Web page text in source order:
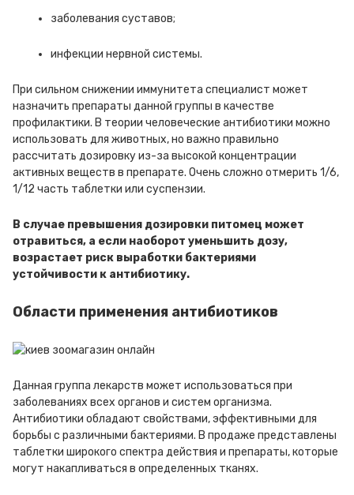
заболевания суставов;
инфекции нервной системы.
При сильном снижении иммунитета специалист может
назначить препараты данной группы в качестве
профилактики. В теории человеческие антибиотики можно
использовать для животных, но важно правильно
рассчитать дозировку из-за высокой концентрации
активных веществ в препарате. Очень сложно отмерить 1/6,
1/12 часть таблетки или суспензии.
В случае превышения дозировки питомец может
отравиться, а если наоборот уменьшить дозу,
возрастает риск выработки бактериями
устойчивости к антибиотику.
Области применения антибиотиков
Данная группа лекарств может использоваться при
заболеваниях всех органов и систем организма.
Антибиотики обладают свойствами, эффективными для
борьбы с различными бактериями. В продаже представлены
таблетки широкого спектра действия и препараты, которые
могут накапливаться в определенных тканях.